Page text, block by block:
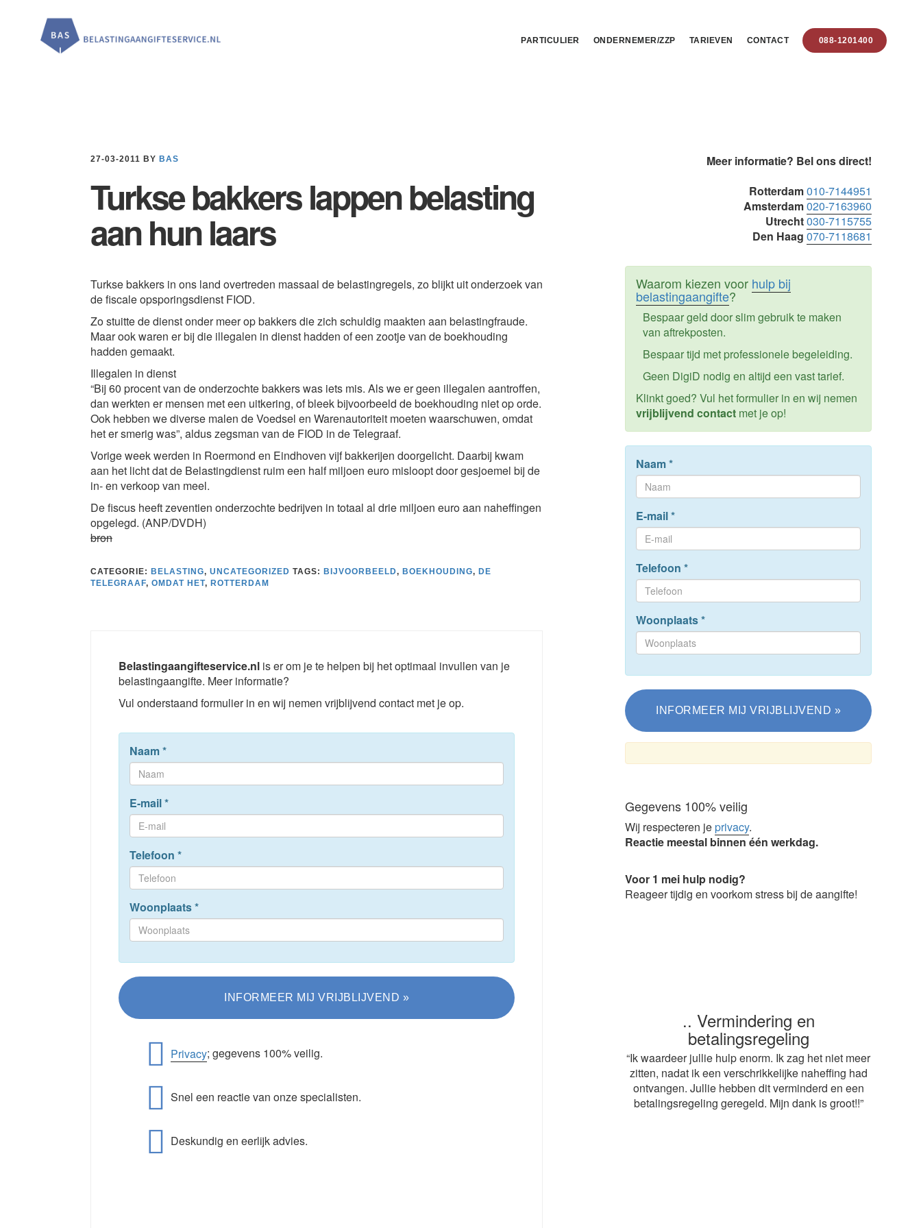
PARTICULIER ONDERNEMER/ZZP TARIEVEN CONTACT 088-1201400
27-03-2011 BY BAS
Turkse bakkers lappen belasting
aan hun laars
Turkse bakkers in ons land overtreden massaal de belastingregels, zo blijkt uit onderzoek van
de fiscale opsporingsdienst FIOD.
Zo stuitte de dienst onder meer op bakkers die zich schuldig maakten aan belastingfraude.
Maar ook waren er bij die illegalen in dienst hadden of een zootje van de boekhouding
hadden gemaakt.
Illegalen in dienst
“Bij 60 procent van de onderzochte bakkers was iets mis. Als we er geen illegalen aantroffen,
dan werkten er mensen met een uitkering, of bleek bijvoorbeeld de boekhouding niet op orde.
Ook hebben we diverse malen de Voedsel en Warenautoriteit moeten waarschuwen, omdat
het er smerig was”, aldus zegsman van de FIOD in de Telegraaf.
Vorige week werden in Roermond en Eindhoven vijf bakkerijen doorgelicht. Daarbij kwam
aan het licht dat de Belastingdienst ruim een half miljoen euro misloopt door gesjoemel bij de
in- en verkoop van meel.
De fiscus heeft zeventien onderzochte bedrijven in totaal al drie miljoen euro aan naheffingen
opgelegd. (ANP/DVDH)
bron
CATEGORIE: BELASTING, UNCATEGORIZED TAGS: BIJVOORBEELD, BOEKHOUDING, DE
TELEGRAAF, OMDAT HET, ROTTERDAM
Belastingaangifteservice.nl is er om je te helpen bij het optimaal invullen van je
belastingaangifte. Meer informatie?
Vul onderstaand formulier in en wij nemen vrijblijvend contact met je op.
Naam*
E-mail*
Telefoon *
Woonplaats*
Privacy; gegevens 100% veilig.
Snel een reactie van onze specialisten.
Deskundig en eerlijk advies.
Meer informatie? Bel ons direct!
Rotterdam010-7144951
Amsterdam020-7163960
Utrecht030-7115755
Den Haag 070-7118681
Waarom kiezen voor hulp bij
belastingaangifte?
Bespaar geld door slim gebruik te maken
van aftrekposten.
Bespaar tijd met professionele begeleiding.
Geen DigiD nodig en altijd een vast tarief.
Klinkt goed? Vul het formulier in en wij nemen
vrijblijvend contact met je op!
Naam*
E-mail*
Telefoon *
Woonplaats*
Gegevens 100% veilig
Wij respecteren jeprivacy.
Reactie meestal binnen één werkdag.
Voor 1 mei hulp nodig?
Reageer tijdig en voorkom stress bij de aangifte!
.. Snelle service
“ Heel erg bedankt voor de snelle afwikkeling van
mijn aangifte. Op advies van mijn buurvrouw heb ik
gebruik gemaakt van jullie diensten. De adviseur
mag volgend jaar weer terugkomen! Grt.